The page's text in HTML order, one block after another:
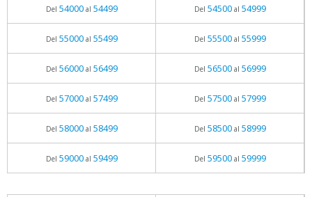
Del 54000al 54499 Del 54500al 54999
Del 55000al 55499 Del 55500al 55999
Del 56000al 56499 Del 56500al 56999
Del 57000al 57499 Del 57500al 57999
Del 58000al 58499 Del 58500al 58999
Del 59000al 59499 Del 59500al 59999